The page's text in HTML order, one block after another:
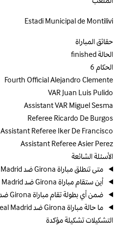
Estadi Municipal de Montilivi
حقائق المباراة
الحالةfinished
الحكام6
Fourth OfficialAlejandro Clemente
VARJuan Luis Pulido
Assistant VARMiguel Sesma
RefereeRicardo De Burgos
Assistant RefereeIker De Francisco
Assistant RefereeAsier Perez
الأسئلة الشائعة
متى تنطلق مباراة Girona ضد Real Madrid؟
أين ستقام مباراة Girona ضد Real Madrid؟
ضمن أي بطولة تقام مباراة Girona ضد Real Madrid؟
ما حالة مباراة Girona ضد Real Madrid؟
التشكيلاتتشكيلة مؤكدة